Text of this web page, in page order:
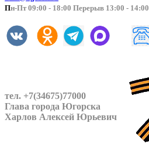
Пн-Пт 09:00 - 18:00 Перерыв 13:00 - 14:00
тел. +7(34675)77000
Глава города Югорска
Харлов Алексей Юрьевич